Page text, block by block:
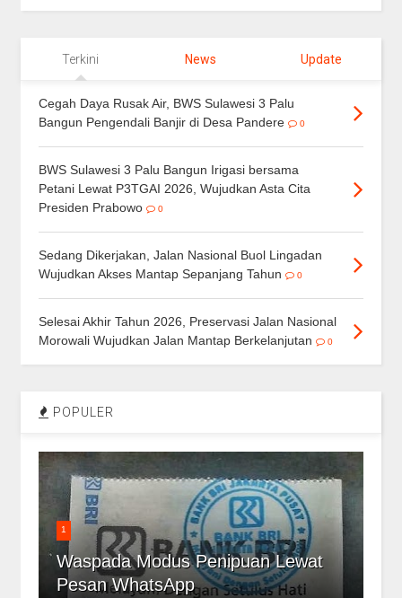
Terkini News Update
Cegah Daya Rusak Air, BWS Sulawesi 3 Palu
Bangun Pengendali Banjir di Desa Pandere
0
BWS Sulawesi 3 Palu Bangun Irigasi bersama
Petani Lewat P3TGAI 2026, Wujudkan Asta Cita
Presiden Prabowo
0
Sedang Dikerjakan, Jalan Nasional Buol Lingadan
Wujudkan Akses Mantap Sepanjang Tahun
0
Selesai Akhir Tahun 2026, Preservasi Jalan Nasional
Morowali Wujudkan Jalan Mantap Berkelanjutan
0
POPULER
1
Waspada Modus Penipuan Lewat
Pesan WhatsApp